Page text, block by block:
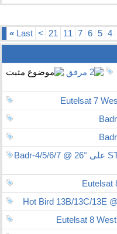
4
5
6
7
11
21
>
Last
»
قناتا STUDIO 1 TV & HELLOADIPA TV على Badr-4/5/6/7 @ 26°